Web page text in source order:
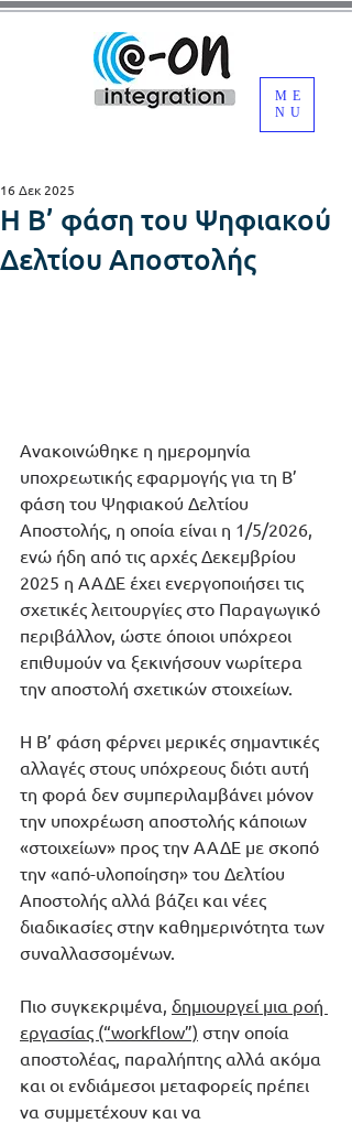
ME
NU
Η Β’ φάση του Ψηφιακού
Δελτίου Αποστολής
16 Δεκ 2025
Ανακοινώθηκε η ημερομηνία
υποχρεωτικής εφαρμογής για τη Β’
φάση του Ψηφιακού Δελτίου
Αποστολής, η οποία είναι η 1/5/2026,
ενώ ήδη από τις αρχές Δεκεμβρίου
2025 η ΑΑΔΕ έχει ενεργοποιήσει τις
σχετικές λειτουργίες στο Παραγωγικό
περιβάλλον, ώστε όποιοι υπόχρεοι
επιθυμούν να ξεκινήσουν νωρίτερα
την αποστολή σχετικών στοιχείων.
Η Β’ φάση φέρνει μερικές σημαντικές
αλλαγές στους υπόχρεους διότι αυτή
τη φορά δεν συμπεριλαμβάνει μόνον
την υποχρέωση αποστολής κάποιων
«στοιχείων» προς την ΑΑΔΕ με σκοπό
την «από-υλοποίηση» του Δελτίου
Αποστολής αλλά βάζει και νέες
διαδικασίες στην καθημερινότητα των
συναλλασσομένων.
Πιο συγκεκριμένα, δημιουργεί μια ροή
εργασίας (“workflow”) στην οποία
αποστολέας, παραλήπτης αλλά ακόμα
και οι ενδιάμεσοι μεταφορείς πρέπει
να συμμετέχουν και να